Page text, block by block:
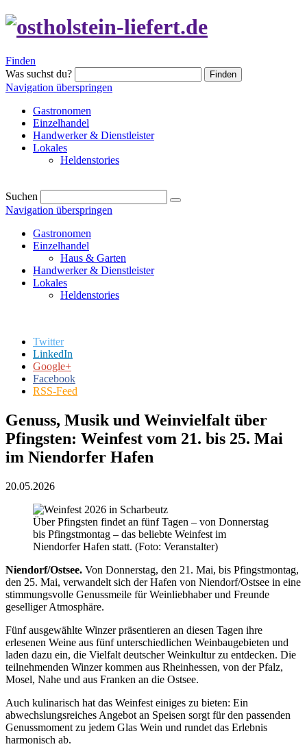
Finden
Was suchst du?
Finden
Navigation überspringen
Gastronomen
Einzelhandel
Handwerker & Dienstleister
Lokales
Heldenstories
Suchen
Navigation überspringen
Gastronomen
Einzelhandel
Haus & Garten
Handwerker & Dienstleister
Lokales
Heldenstories
Twitter
LinkedIn
Google+
Facebook
RSS-Feed
Genuss, Musik und Weinvielfalt über
Pfingsten: Weinfest vom 21. bis 25. Mai
im Niendorfer Hafen
20.05.2026
Über Pfingsten findet an fünf Tagen – von Donnerstag
bis Pfingstmontag – das beliebte Weinfest im
Niendorfer Hafen statt. (Foto: Veranstalter)
Niendorf/Ostsee. Von Donnerstag, den 21. Mai, bis Pfingstmontag,
den 25. Mai, verwandelt sich der Hafen von Niendorf/Ostsee in eine
stimmungsvolle Genussmeile für Weinliebhaber und Freunde
geselliger Atmosphäre.
Fünf ausgewählte Winzer präsentieren an diesen Tagen ihre
erlesenen Weine aus fünf unterschiedlichen Weinbaugebieten und
laden dazu ein, die Vielfalt deutscher Weinkultur zu entdecken. Die
teilnehmenden Winzer kommen aus Rheinhessen, von der Pfalz,
Mosel, Nahe und aus Franken an die Ostsee.
Auch kulinarisch hat das Weinfest einiges zu bieten: Ein
abwechslungsreiches Angebot an Speisen sorgt für den passenden
Genussmoment zu jedem Glas Wein und rundet das Erlebnis
harmonisch ab.